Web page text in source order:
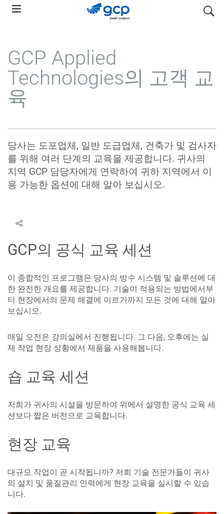
Skip
search
GCP Applied
Technologies의 고객 교
육
당사는 도포업체, 일반 도급업체, 건축가 및 검사자
를 위해 여러 단계의 교육을 제공합니다. 귀사의
지역 GCP 담당자에게 연락하여 귀하 지역에서 이
용 가능한 옵션에 대해 알아 보십시오.
GCP의 공식 교육 세션
이 종합적인 프로그램은 당사의 방수 시스템 및 솔루션에 대
한 완전한 개요를 제공합니다. 기술이 적용되는 방법에서부
터 현장에서의 문제 해결에 이르기까지 모든 것에 대해 알아
보십시오.
매일 오전은 강의실에서 진행됩니다. 그 다음, 오후에는 실
제 작업 현장 상황에서 제품을 사용해봅니다.
숍 교육 세션
저희가 귀사의 시설을 방문하여 위에서 설명한 공식 교육 세
션보다 짧은 버전으로 교육합니다.
현장 교육
대규모 작업이 곧 시작됩니까? 저희 기술 전문가들이 귀사
의 설치 및 품질관리 인력에게 현장 교육을 실시할 수 있습
니다.